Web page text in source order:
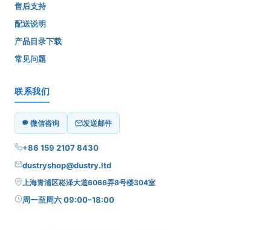
售后支持
配送说明
产品目录下载
常见问题
联系我们
微信咨询 发送邮件
+86 159 2107 8430
dustryshop@dustry.ltd
上海青浦区崧泽大道6066弄8号楼304室
周一至周六 09:00–18:00